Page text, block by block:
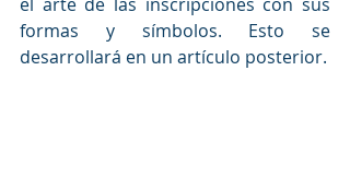
formas y símbolos. Esto se